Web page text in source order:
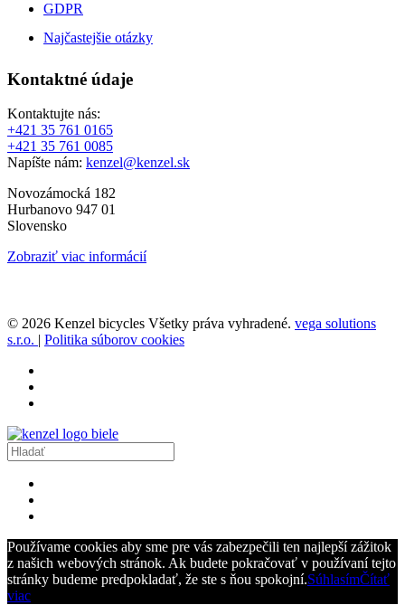
GDPR
Najčastejšie otázky
Kontaktné údaje
Kontaktujte nás:
+421 35 761 0165
+421 35 761 0085
Napíšte nám: kenzel@kenzel.sk
Novozámocká 182
Hurbanovo 947 01
Slovensko
Zobraziť viac informácií
© 2026 Kenzel bicycles Všetky práva vyhradené. vega solutions
s.r.o. | Politika súborov cookies
Používame cookies aby sme pre vás zabezpečili ten najlepší zážitok
z našich webových stránok. Ak budete pokračovať v používaní tejto
stránky budeme predpokladať, že ste s ňou spokojní.SúhlasímČítať
viac